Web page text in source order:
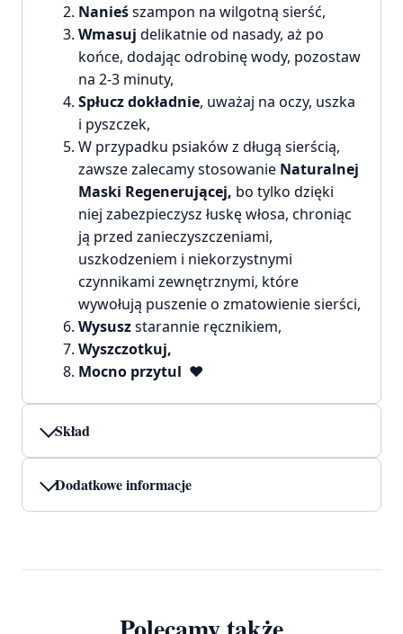
Nanieśszampon na wilgotną sierść,
Wmasuj delikatnie od nasady, aż po
końce, dodając odrobinę wody, pozostaw
na 2-3 minuty,
Spłucz dokładnie, uważaj na oczy, uszka
i pyszczek,
W przypadku psiaków z długą sierścią,
zawsze zalecamy stosowanie Naturalnej
Maski Regenerującej, bo tylko dzięki
niej zabezpieczysz łuskę włosa, chroniąc
ją przed zanieczyszczeniami,
uszkodzeniem i niekorzystnymi
czynnikami zewnętrznymi, które
wywołują puszenie o zmatowienie sierści,
Wysuszstarannie ręcznikiem,
Wyszczotkuj,
Mocno przytul ♥
Skład
Dodatkowe informacje